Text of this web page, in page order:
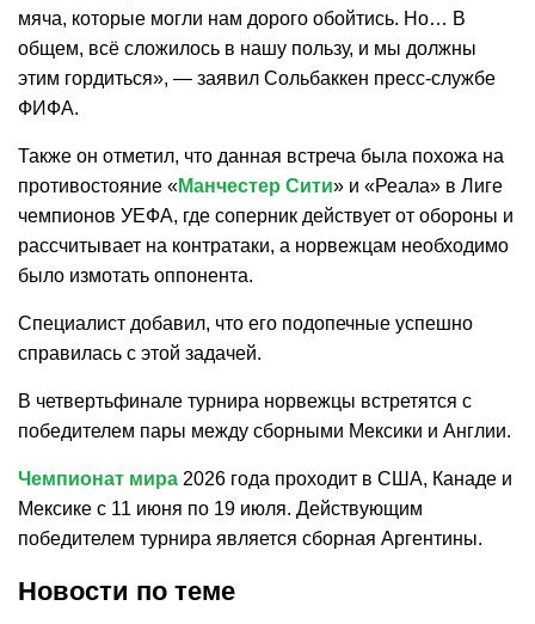
мяча, которые могли нам дорого обойтись. Но… В
общем, всё сложилось в нашу пользу, и мы должны
этим гордиться», — заявил Сольбаккен пресс-службе
ФИФА.
Также он отметил, что данная встреча была похожа на
противостояние «Манчестер Сити» и «Реала» в Лиге
чемпионов УЕФА, где соперник действует от обороны и
рассчитывает на контратаки, а норвежцам необходимо
было измотать оппонента.
Специалист добавил, что его подопечные успешно
справилась с этой задачей.
В четвертьфинале турнира норвежцы встретятся с
победителем пары между сборными Мексики и Англии.
Чемпионат мира 2026 года проходит в США, Канаде и
Мексике с 11 июня по 19 июля. Действующим
победителем турнира является сборная Аргентины.
Новости по теме